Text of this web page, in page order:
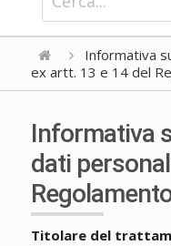
Informativa
ex artt. 13 e 14 del
Informativa
dati
Titolare del